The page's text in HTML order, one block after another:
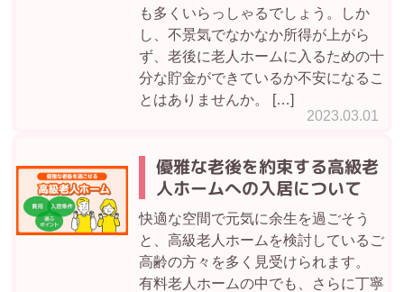
2023.03.01
も多くいらっしゃるでしょう。しか
し、不景気でなかなか所得が上がら
ず、老後に老人ホームに入るための十
分な貯金ができているか不安になるこ
とはありませんか。 […]
優雅な老後を約束する高級老
人ホームへの入居について
快適な空間で元気に余生を過ごそう
と、高級老人ホームを検討しているご
高齢の方々を多く見受けられます。
有料老人ホームの中でも、さらに丁寧